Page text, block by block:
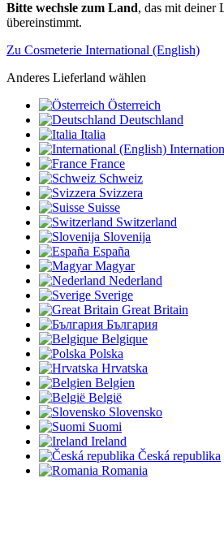
Bitte wechsle zum Land, das mit deiner
übereinstimmt.
Zu Cosmeterie International (English)
Anderes Lieferland wählen
Österreich
Deutschland
Italia
France
Schweiz
Svizzera
Suisse
Switzerland
Slovenija
España
Magyar
Nederland
Sverige
Great Britain
България
Belgique
Polska
Hrvatska
Belgien
België
Slovensko
Suomi
Ireland
Česká republika
Romania